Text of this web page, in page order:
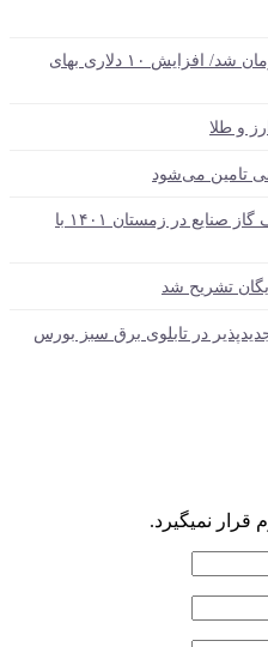
قیمت سکه ۲۸ میلیون و ۹۵۰ هزار تومان شد/ افزایش ۱۰ دلاری بهای
و طلا
تامین می‌شود
افزایش یک میلیارد مترمکعبی مصرف گاز صنایع در زمستان ۱۴۰۱ با
تشریح شد
نمیگیرد.